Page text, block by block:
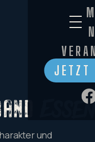
JETZT
und